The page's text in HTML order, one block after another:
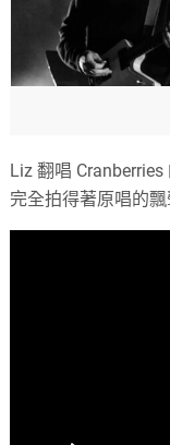
Liz 翻唱
完全拍得著原唱的飄